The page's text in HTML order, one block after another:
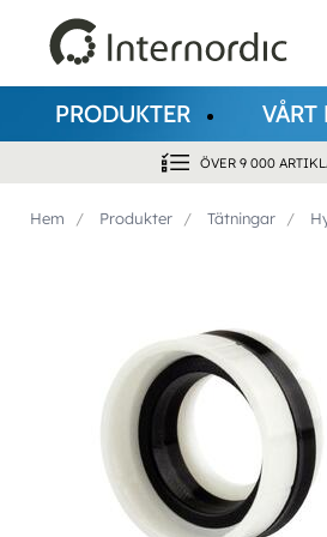
PRODUKTER VÅRT
ÖVER 9 000
Hem Produkter Tätningar